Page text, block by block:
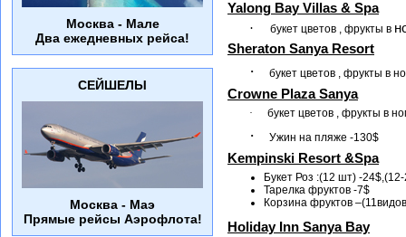
Yalong BayVillas & Spa
·
букет цветов , фрукты в
Sheraton Sanya Resort
· букет цветов , фрукты в
Crowne Plaza Sanya
· букет цветов , фрукты в
· Ужин на пляже -130$
Kempinski Resort &Spa
Букет Роз :(12 шт) -
Тарелка фруктов -7$
Корзина фруктов
Holiday Inn Sanya Bay
Москва - Мале
Два ежедневных рейса!
СЕЙШЕЛЫ
Москва - Маэ
Прямые рейсы Аэрофлота!